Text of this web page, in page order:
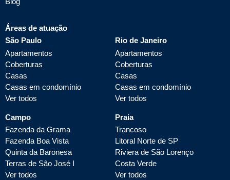
Áreas de atuação
São Paulo
Apartamentos
Coberturas
Casas
Casas em condomínio
Ver todos
Rio de Janeiro
Apartamentos
Coberturas
Casas
Casas em condomínio
Ver todos
Campo
Fazenda da Grama
Fazenda Boa Vista
Quinta da Baronesa
Terras de São José I
Ver todos
Praia
Trancoso
Litoral Norte de SP
Riviera de São Lorenço
Costa Verde
Ver todos